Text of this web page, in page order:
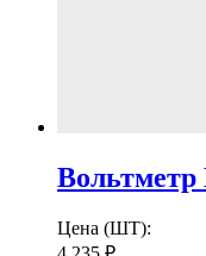
Вольтметр
Цена (ШТ):